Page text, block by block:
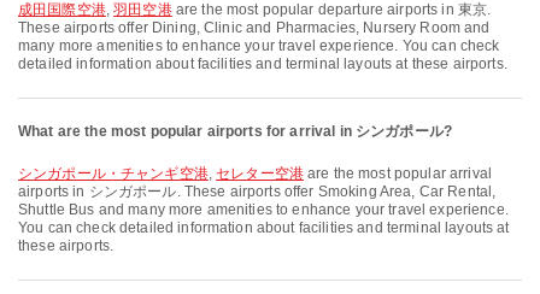
成田国際空港,羽田空港are the most popular departure airports in 東京.
These airports offer Dining, Clinic and Pharmacies, Nursery Room and
many more amenities to enhance your travel experience. You can check
detailed information about facilities and terminal layouts at these airports.
What are the most popular airports for arrival in シンガポール?
シンガポール・チャンギ空港,セレター空港are the most popular arrival
airports in シンガポール. These airports offer Smoking Area, Car Rental,
Shuttle Bus and many more amenities to enhance your travel experience.
You can check detailed information about facilities and terminal layouts at
these airports.